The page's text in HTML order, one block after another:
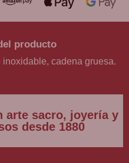
producto
cadena gruesa.
arte sacro, joyería y
desde 1880